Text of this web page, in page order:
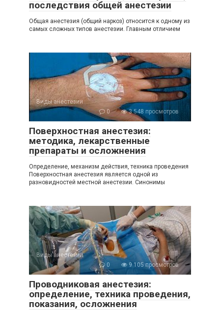
последствия общей анестезии
Общая анестезия (общий наркоз) относится к одному из
самых сложных типов анестезии. Главным отличием
Виды анестезии
0
3 548 просмотров
Поверхностная анестезия:
методика, лекарственные
препараты и осложнения
Определение, механизм действия, техника проведения
Поверхностная анестезия является одной из
разновидностей местной анестезии. Синонимы
Виды анестезии
0
9 105 просмотров
Проводниковая анестезия:
определение, техника проведения,
показания, осложнения